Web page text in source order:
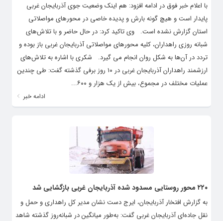
پایدار است و هیچ گونه بارش و پدیده خاصی در محورهای مواصلاتی
استان گزارش نشده است. وی تاکید کرد: در حال حاضر و با تلاش‌های
شبانه روزی راهداران، کلیه محورهای مواصلاتی آذربایجان غربی باز بوده و
تردد در آن‌ها به شکل روان انجام می گیرد. شکری با اشاره به تلاش‌های
ارزشمند راهداران آذربایجان غربی در ۱۰ روز برفی گذشته گفت: طی چندین
عملیات مختلف در مجموع، بیش از یک هزار و ۶۰۰...
به گزارش افتخار آذربایجان، ایرج دست نشان مدیر کل راهداری و حمل و
نقل جاده‌ای آذربایجان غربی گفت: به‌طور میانگین در شبانه‌روز گذشته شاهد
بارش ۲۰۰ ساعته برف و باران در جاده‌های استان بودیم و از این رو با توجه